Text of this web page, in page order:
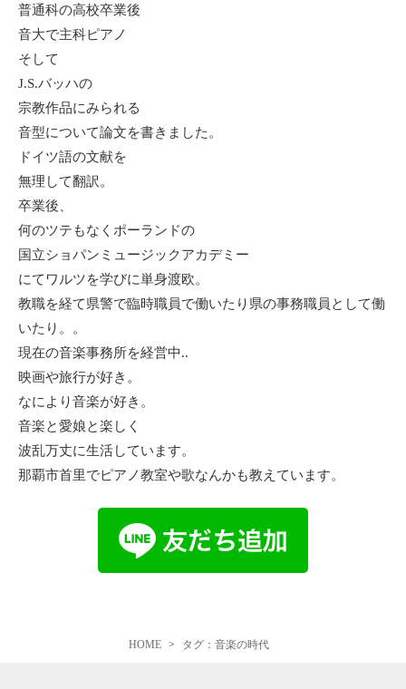
普通科の高校卒業後
音大で主科ピアノ
そして
J.S.バッハの
宗教作品にみられる
音型について論文を書きました。
ドイツ語の文献を
無理して翻訳。
卒業後、
何のツテもなくポーランドの
国立ショパンミュージックアカデミー
にてワルツを学びに単身渡欧。
教職を経て県警で臨時職員で働いたり県の事務職員として働
いたり。。
現在の音楽事務所を経営中..
映画や旅行が好き。
なにより音楽が好き。
音楽と愛娘と楽しく
波乱万丈に生活しています。
那覇市首里でピアノ教室や歌なんかも教えています。
HOME タグ：音楽の時代